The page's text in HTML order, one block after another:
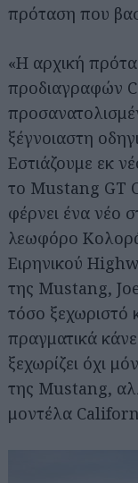
πρόταση που
«Η αρχική
προδιαγραφών
ξέγνοιαστη
Εστιάζουμε εκ
το Mustang GT
φέρνει ένα νέο
λεωφόρο
Ειρηνικού
της Mustang,
τόσο ξεχωριστό
πραγματικά
ξεχωρίζει όχι
της Mustang,
μοντέλα